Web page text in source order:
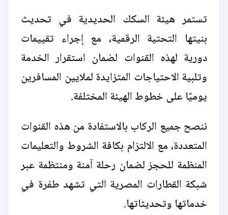
تستمر هيئة السكك الحديدية في تحديث
بنيتها التحتية الرقمية، مع إجراء تقييمات
دورية لهذه القنوات لضمان استقرار الخدمة
وتلبية الاحتياجات المتزايدة لملايين المسافرين
يوميًا على خطوط الهيئة المختلفة.
ننصح جميع الركاب بالاستفادة من هذه القنوات
المتعددة، مع الالتزام بكافة الشروط والتعليمات
المنظمة للحجز لضمان رحلة آمنة ومنتظمة عبر
شبكة القطارات المصرية التي تشهد طفرة في
خدماتها وتحديثاتها.